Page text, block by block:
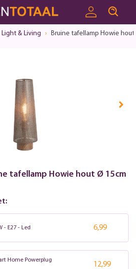
Light & Living Bruine tafellamp Howie hout
tafellamp Howie hout Ø 15cm
- E27 - Led 6,99
Home Powerplug
12,99